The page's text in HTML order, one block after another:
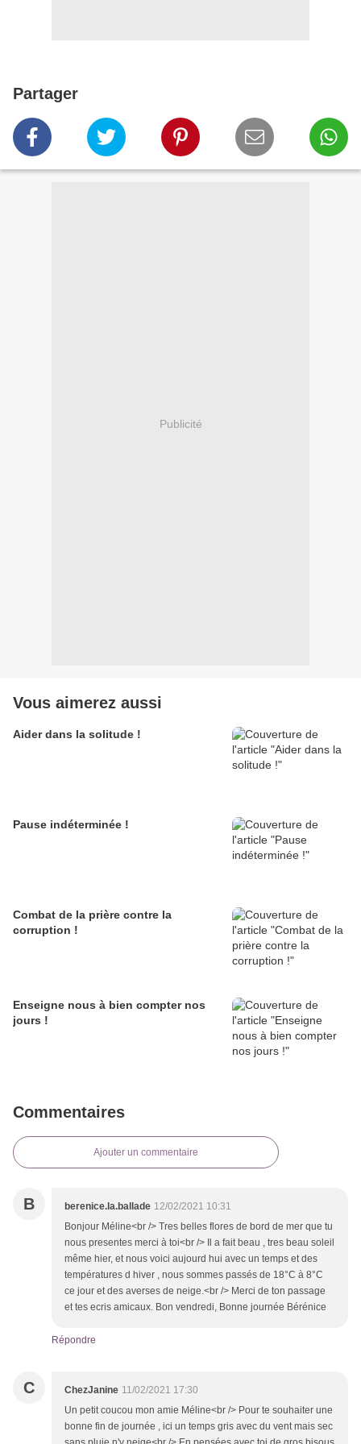
Partager
Publicité
Vous aimerez aussi
Aider dans la solitude !
Pause indéterminée !
Combat de la prière contre la
corruption !
Enseigne nous à bien compter nos
jours !
Commentaires
Ajouter un commentaire
B berenice.la.ballade 12/02/2021 10:31
Bonjour Méline<br /> Tres belles flores de bord de mer que tu
nous presentes merci à toi<br /> Il a fait beau , tres beau soleil
même hier, et nous voici aujourd hui avec un temps et des
températures d hiver , nous sommes passés de 18°C à 8°C
ce jour et des averses de neige.<br /> Merci de ton passage
et tes ecris amicaux. Bon vendredi, Bonne journée Bérénice
Répondre
C ChezJanine 11/02/2021 17:30
Un petit coucou mon amie Méline<br /> Pour te souhaiter une
bonne fin de journée , ici un temps gris avec du vent mais sec